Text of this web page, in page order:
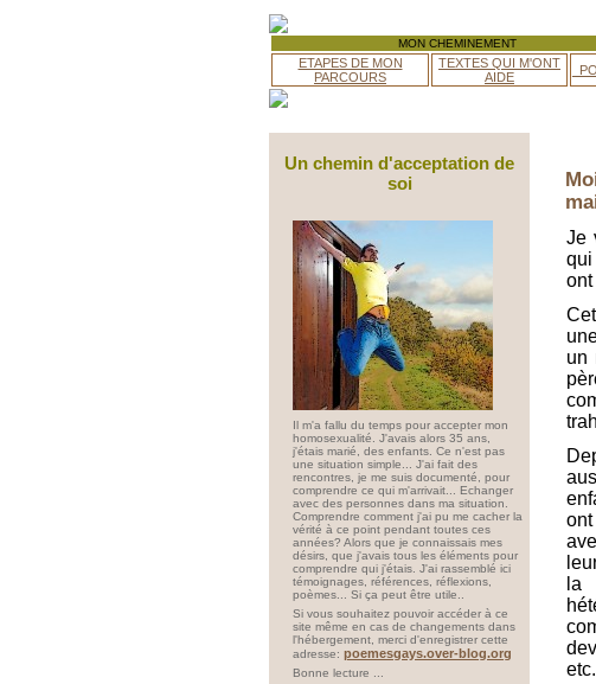
MON CHEMINEMENT
ETAPES DE MON
PARCOURS
TEXTES QUI M'ONT
AIDE
Un chemin d'acceptation de
soi
Il m'a fallu du temps pour accepter mon
homosexualité. J'avais alors 35 ans,
j'étais marié, des enfants. Ce n'est pas
une situation simple... J'ai fait des
rencontres, je me suis documenté, pour
comprendre ce qui m'arrivait... Echanger
avec des personnes dans ma situation.
Comprendre comment j'ai pu me cacher la
vérité à ce point pendant toutes ces
années? Alors que je connaissais mes
désirs, que j'avais tous les éléments pour
comprendre qui j'étais. J'ai rassemblé ici
témoignages, références, réflexions,
poèmes... Si ça peut être utile..
Si vous souhaitez pouvoir accéder à ce
site même en cas de changements dans
l'hébergement, merci d'enregistrer cette
adresse: poemesgays.over-blog.org
Bonne lecture ...
Je
qui
un
la
etc.